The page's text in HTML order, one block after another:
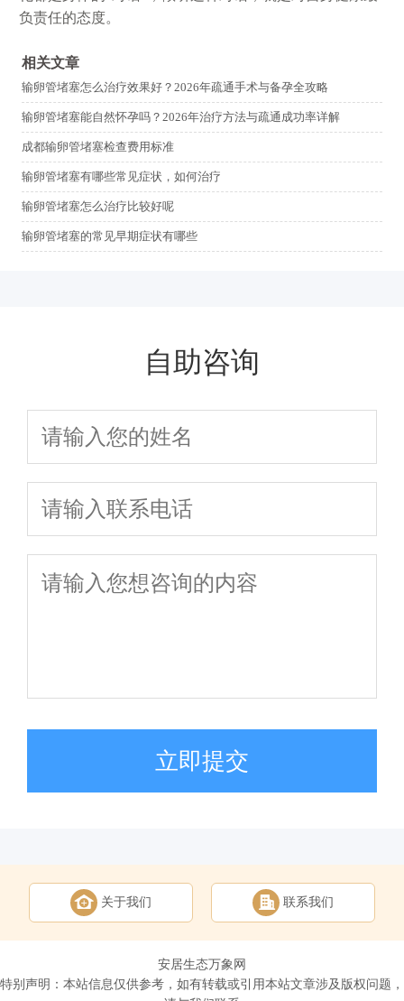
负责任的态度。
相关文章
输卵管堵塞怎么治疗效果好？2026年疏通手术与备孕全攻略
输卵管堵塞能自然怀孕吗？2026年治疗方法与疏通成功率详解
成都输卵管堵塞检查费用标准
输卵管堵塞有哪些常见症状，如何治疗
输卵管堵塞怎么治疗比较好呢
输卵管堵塞的常见早期症状有哪些
自助咨询
立即提交
关于我们 联系我们
安居生态万象网
特别声明：本站信息仅供参考，如有转载或引用本站文章涉及版权问题，